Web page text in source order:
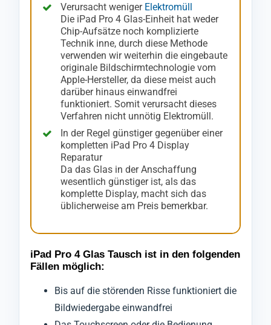
Verursacht weniger Elektromüll
Die iPad Pro 4 Glas-Einheit hat weder
Chip-Aufsätze noch komplizierte
Technik inne, durch diese Methode
verwenden wir weiterhin die eingebaute
originale Bildschirmtechnologie vom
Apple-Hersteller, da diese meist auch
darüber hinaus einwandfrei
funktioniert. Somit verursacht dieses
Verfahren nicht unnötig Elektromüll.
In der Regel günstiger gegenüber einer
kompletten iPad Pro 4 Display
Reparatur
Da das Glas in der Anschaffung
wesentlich günstiger ist, als das
komplette Display, macht sich das
üblicherweise am Preis bemerkbar.
iPad Pro 4 Glas Tausch ist in den folgenden
Fällen möglich:
Bis auf die störenden Risse funktioniert die
Bildwiedergabe einwandfrei